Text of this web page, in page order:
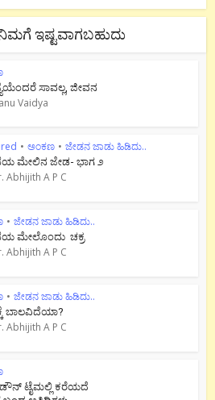
ಇಷ್ಟವಾಗಬಹುದು
ಸಾವಲ್ಲ, ಜೀವನ
Vaidya
• ಅಂಕಣ • ಜೇಡನ ಜಾಡು ಹಿಡಿದು..
ಮೇಲಿನ ಜೇಡ- ಭಾಗ ೨
Abhijith A P C
• ಜೇಡನ ಜಾಡು ಹಿಡಿದು..
ಮೇಲೊಂದು ಚಕ್ರ
Abhijith A P C
• ಜೇಡನ ಜಾಡು ಹಿಡಿದು..
ಬಾಲವಿದೆಯಾ?
Abhijith A P C
ಟೈಮಲ್ಲಿ ಕರೆಯದೆ